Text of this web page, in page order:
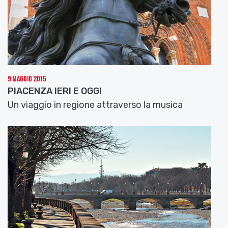
Genaux, da “Arias for Farinelli”, 2002).
Nel 1758 divenne «accademico filarmonico» il
padre francescano Giovanni Battista Martini,
autore della primaStoria della Musica.
Intellettuale, compositore, insegnante tra i più
per i musicisti di tutta Europa senza mai muoversi
da Bologna. Padre Martini è passato alla storia
anche per l’«aiutino» che nel 1770 diede al
difficile prova d’ammissione all’Accademia. Al
Museo della Musica di Bologna si conservano, due
versioni autografate da Mozart della prova
d’esame, una sbagliata e una corretta,
evidentemente “suggerita” da padre Martini. In una
lettera del 1776 Mozart scrive al suo maestro
bolognese: « Riverisco devotamente tutti i signori
Filarmonici: mi raccomando sia sempre nelle grazie
9 Maggio 2015
PIACENZA IERI E OGGI
Un viaggio in regione attraverso la musica